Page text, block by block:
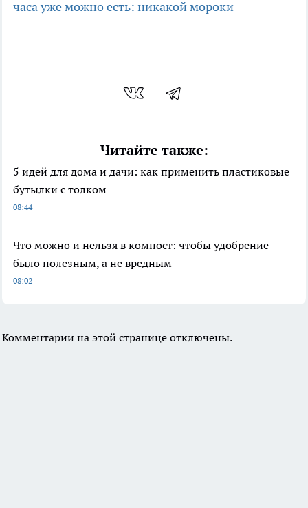
часа уже можно есть: никакой мороки
Читайте также:
5 идей для дома и дачи: как применить пластиковые
бутылки с толком
08:44
Что можно и нельзя в компост: чтобы удобрение
было полезным, а не вредным
08:02
Комментарии на этой странице отключены.